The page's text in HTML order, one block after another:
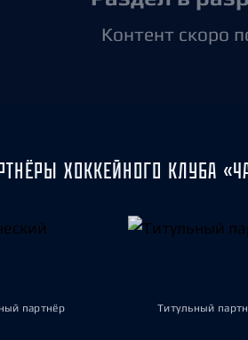
Амур
Контент скоро
ХОККЕЙНОГО КЛУБА
партнёр Титульный